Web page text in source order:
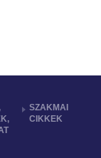
SZAKMAI
CIKKEK